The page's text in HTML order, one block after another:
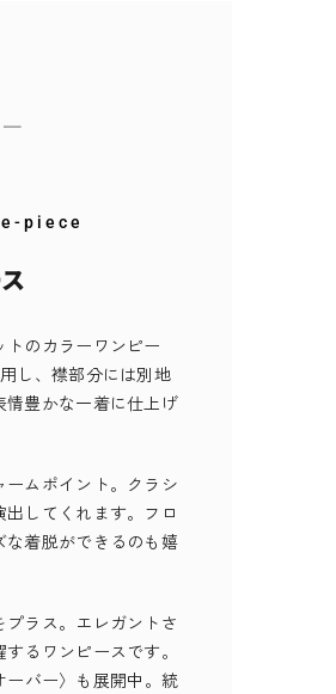
piece
のカラーワンピー
し、襟部分には別地
情豊かな一着に仕上げ
ムポイント。クラシ
してくれます。フロ
な着脱ができるのも嬉
ラス。エレガントさ
るワンピースです。
ーバー〉も展開中。統